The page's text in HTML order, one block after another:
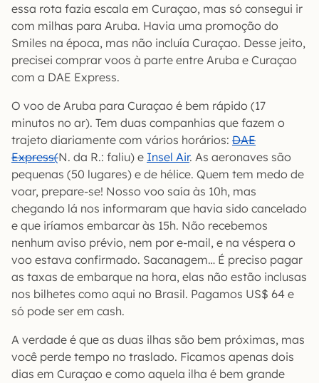
essa rota fazia escala em Curaçao, mas só consegui ir
com milhas para Aruba. Havia uma promoção do
Smiles na época, mas não incluía Curaçao. Desse jeito,
precisei comprar voos à parte entre Aruba e Curaçao
com a DAE Express.
O voo de Aruba para Curaçao é bem rápido (17
minutos no ar). Tem duas companhias que fazem o
trajeto diariamente com vários horários: DAE
Express(N. da R.: faliu) e Insel Air. As aeronaves são
pequenas (50 lugares) e de hélice. Quem tem medo de
voar, prepare-se! Nosso voo saía às 10h, mas
chegando lá nos informaram que havia sido cancelado
e que iríamos embarcar às 15h. Não recebemos
nenhum aviso prévio, nem por e-mail, e na véspera o
voo estava confirmado. Sacanagem… É preciso pagar
as taxas de embarque na hora, elas não estão inclusas
nos bilhetes como aqui no Brasil. Pagamos US$ 64 e
só pode ser em cash.
A verdade é que as duas ilhas são bem próximas, mas
você perde tempo no traslado. Ficamos apenas dois
dias em Curaçao e como aquela ilha é bem grande